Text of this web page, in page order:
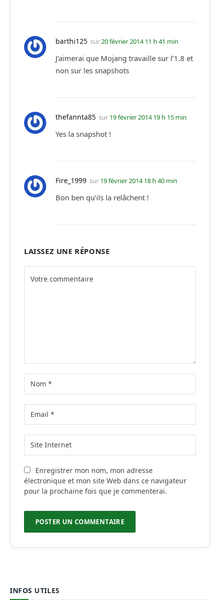
barthi125 sur 20 février 2014 11 h 41 min
J’aimerai que Mojang travaille sur l’1.8 et
non sur les snapshots
thefannta85 sur 19 février 2014 19 h 15 min
Yes la snapshot !
Fire_1999 sur 19 février 2014 18 h 40 min
Bon ben qu’ils la relâchent !
LAISSEZ UNE RÉPONSE
Enregistrer mon nom, mon adresse
électronique et mon site Web dans ce navigateur
pour la prochaine fois que je commenterai.
INFOS UTILES